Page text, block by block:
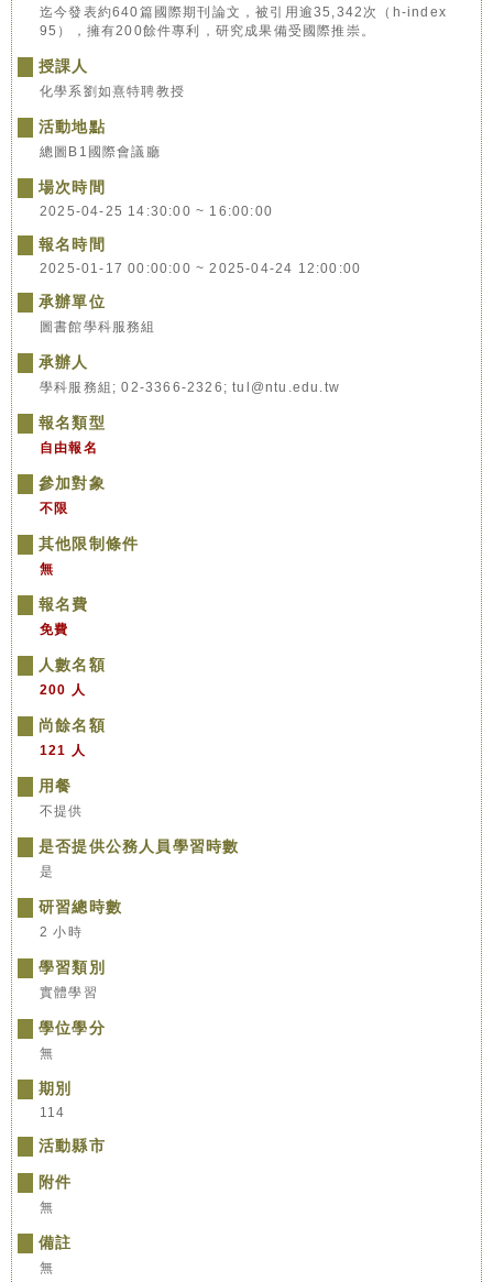
迄今發表約640篇國際期刊論文，被引用逾35,342次（h-index
95），擁有200餘件專利，研究成果備受國際推崇。
授課人
化學系劉如熹特聘教授
活動地點
總圖B1國際會議廳
場次時間
2025-04-25 14:30:00 ~ 16:00:00
報名時間
2025-01-17 00:00:00 ~ 2025-04-24 12:00:00
承辦單位
圖書館學科服務組
承辦人
學科服務組; 02-3366-2326; tul@ntu.edu.tw
報名類型
自由報名
參加對象
不限
其他限制條件
無
報名費
免費
人數名額
200 人
尚餘名額
121 人
用餐
不提供
是否提供公務人員學習時數
是
研習總時數
2 小時
學習類別
實體學習
學位學分
無
期別
114
活動縣市
附件
無
備註
無